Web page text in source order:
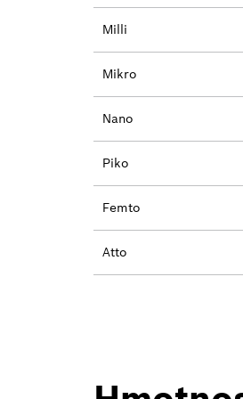
Milli
Mikro
Nano
Piko
Femto
Atto